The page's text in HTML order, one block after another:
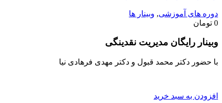
دوره های آموزشی, وبینار ها
0 تومان
وبینار رایگان مدیریت نقدینگی
با حضور دکتر محمد قبول و دکتر مهدی فرهادی نیا
افزودن به سبد خرید